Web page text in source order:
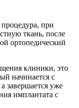
при
ткань, после
ортопедический
клиники, это
начинается с
завершается уже
имплантата с